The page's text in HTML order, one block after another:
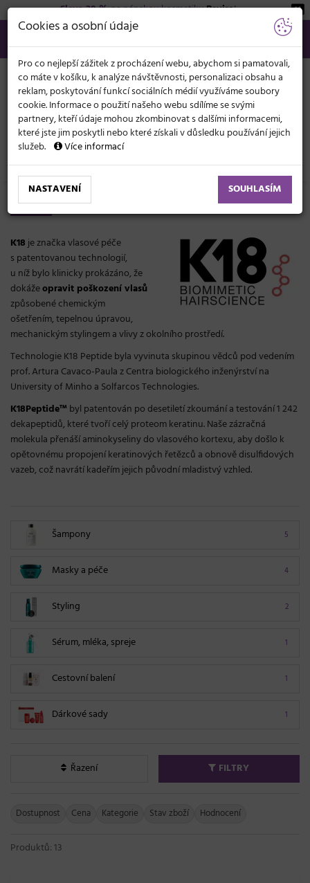
Sleva 20 %na pánskou kosmetikuBeviro!
566 440 099
info@svetkadernictvi.cz
Po−pá: 8−17
Vše o nákupu Kč
KATEGORIE
MENU
Značky K18
K18
K18je značka vlasové péče
s patentovanou technologií,
u níž bylo klinicky prokázáno, že
dokážeopravit poškození vlasů
způsobené chemickým
ošetřením, tepelnou úpravou,
mechanickým stylingem a vlivy z okolního prostředí.
Technologie K18 Peptide byla vyvinuta skupinou vědců pod vedením
prof. Artura Cavaco-Paula z Centra biologického inženýrství na
University of Minho a Solfarcos Technologies.
K18Peptide™ byl patentován po desetiletí zkoumání a testování 1 242
dekapeptidů, které tvoří celý proteom keratinu. Naše zázračná
molekula přenáší aminokyseliny do vlasového kortexu, aby došlo k
opětovnému propojení keratinových řetězců a obnově disulfidových
vazeb, což navrátí kadeřím jejich původní mladistvý vzhled.
5
Šampony
4
Masky a péče
2
Styling
1
Sérum, mléka, spreje
1
Cestovní balení
1
Dárkové sady
Řazení FILTRY
Dostupnost Cena Kategorie Stav zboží Hodnocení
Produktů: 13
Cookies a osobní údaje
Pro co nejlepší zážitek z procházení webu, abychom si pamatovali,
co máte v košíku, k analýze návštěvnosti, personalizaci obsahu a
reklam, poskytování funkcí sociálních médií využíváme soubory
cookie. Informace o použití našeho webu sdílíme se svými
partnery, kteří údaje mohou zkombinovat s dalšími informacemi,
které jste jim poskytli nebo které získali v důsledku používání jejich
služeb.
Více informací
NASTAVENÍ SOUHLASÍM